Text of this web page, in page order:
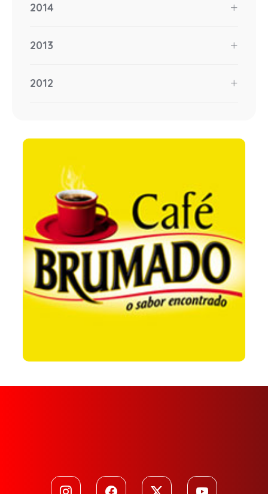
2014
2013
2012